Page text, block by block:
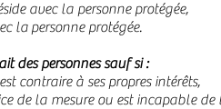
avec la personne protégée,
la personne protégée.
des personnes sauf si :
contraire à ses propres intérêts,
de la mesure ou est incapable de